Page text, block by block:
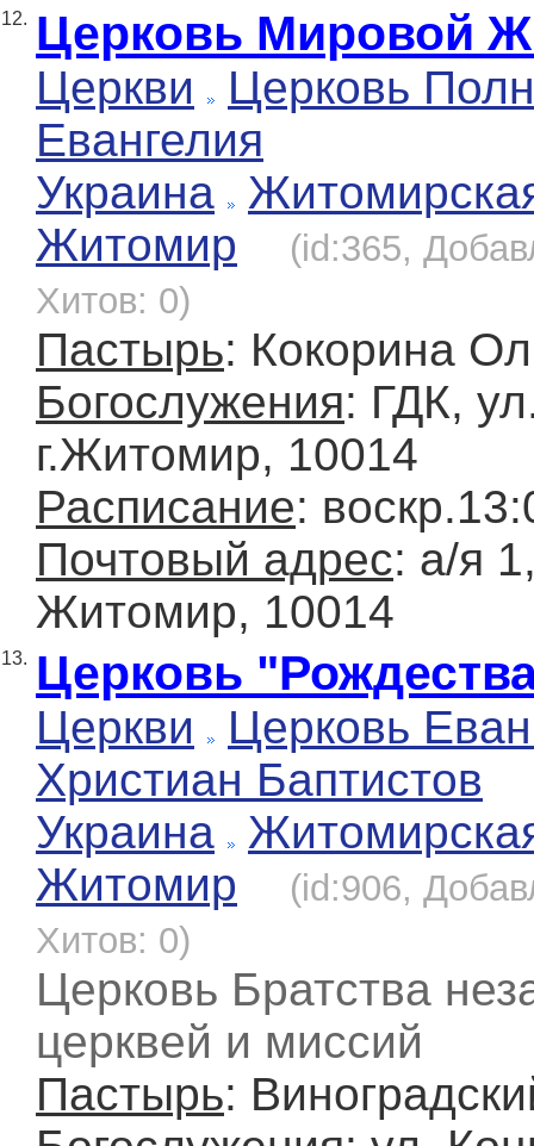
12. Церковь Мировой
Церкви
Церковь
Евангелия
Украина
Житомир
(id:365,
Хитов: 0)
Пастырь: Кокорина
Богослужения: ГДК,
г.Житомир, 10014
Расписание:
Почтовый адрес: а/я
Житомир, 10014
13. Церковь
Церкви
Церковь
Христиан Баптистов
Украина
Житомир
(id:906,
Хитов: 0)
Церковь Братства
церквей и миссий
Пастырь: